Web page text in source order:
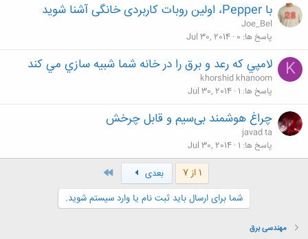
با Pepper، اولین روبات کاربردی خانگی آشنا شوید
Joe_Bel
پاسخ ها 0
Jul 30, 2014
K لامپي که رعد و برق را در خانه شما شبيه سازي مي کند
khorshid khanoom
پاسخ ها 1
Jul 30, 2014
چراغ هوشمند بی‌سیم و قابل چرخش
javad ta
پاسخ ها 1
Jul 30, 2014
1 از 7 بعدی
شما برای ارسال باید ثبت نام یا وارد سیستم شوید.
مهندسی برق